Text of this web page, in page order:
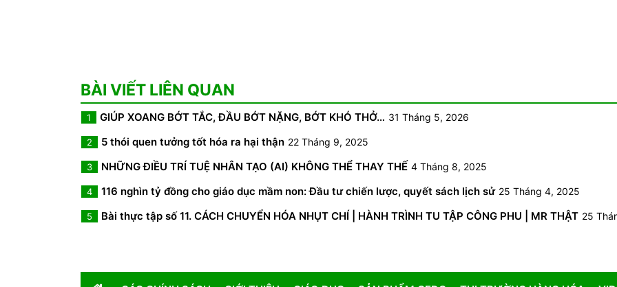
BÀI VIẾT LIÊN QUAN
1 GIÚP XOANG BỚT TẮC, ĐẦU BỚT NẶNG, BỚT KHÓ THỞ… 31 Tháng 5, 2026
2 5 thói quen tưởng tốt hóa ra hại thận 22 Tháng 9, 2025
3 NHỮNG ĐIỀU TRÍ TUỆ NHÂN TẠO (AI) KHÔNG THỂ THAY THẾ 4 Tháng 8, 2025
4 116 nghìn tỷ đồng cho giáo dục mầm non: Đầu tư chiến lược, quyết sách lịch sử 25 Tháng 4, 2025
5 Bài thực tập số 11. CÁCH CHUYỂN HÓA NHỤT CHÍ | HÀNH TRÌNH TU TẬP CÔNG PHU | MR THẬT 25